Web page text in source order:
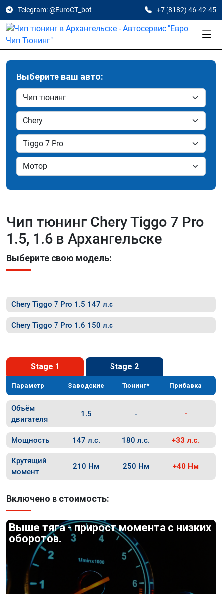
Telegram: @EuroCT_bot +7 (8182) 46-42-45
Выберите ваш авто:
Чип тюнинг Chery Tiggo 7 Pro
1.5, 1.6 в Архангельске
Выберите свою модель:
Chery Tiggo 7 Pro 1.5 147 л.с
Chery Tiggo 7 Pro 1.6 150 л.с
Stage 1 Stage 2
Параметр Заводские Тюнинг* Прибавка
Объём
двигателя
1.5 - -
Мощность 147 л.с. 180 л.с. +33 л.с.
Крутящий
момент
210 Нм 250 Нм +40 Нм
Включено в стоимость:
Выше тяга - прирост момента с низких
оборотов.